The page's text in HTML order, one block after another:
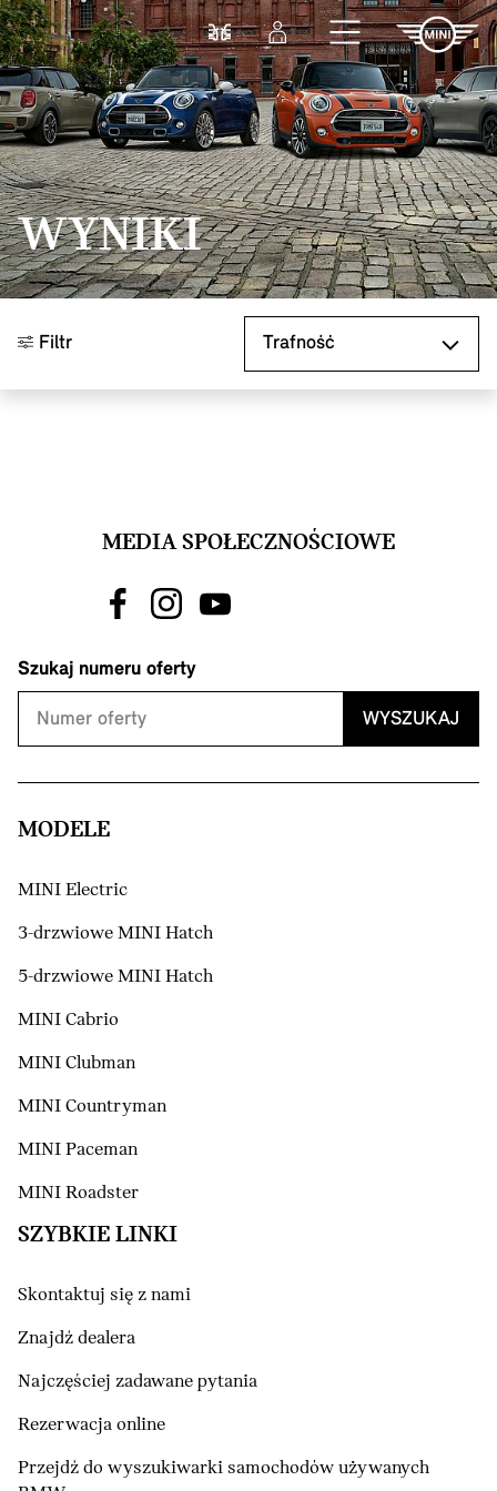
Przejdź do głównej treści
PorównajZaloguj się
WYNIKI
Filtr
MEDIA SPOŁECZNOŚCIOWE
Szukaj numeru oferty
WYSZUKAJ
MODELE
MINI Electric
3-drzwiowe MINI Hatch
5-drzwiowe MINI Hatch
MINI Cabrio
MINI Clubman
MINI Countryman
MINI Paceman
MINI Roadster
SZYBKIE LINKI
Skontaktuj się z nami
Znajdź dealera
Najczęściej zadawane pytania
Rezerwacja online
Przejdź do wyszukiwarki samochodów używanych